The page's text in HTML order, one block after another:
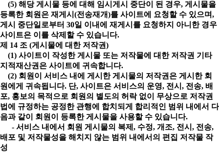
(5) 해당 게시물 등에 대해 임시게시 중단이 된 경우, 게시물을
등록한 회원은 재게시(전송재개)를 사이트에 요청할 수 있으며,
게시 중단일로부터 30일 이내에 재게시를 요청하지 아니한 경우
사이트은 이를 삭제할 수 있습니다.
제 14 조 (게시물에 대한 저작권)
(1) 사이트이 작성한 게시물 또는 저작물에 대한 저작권 기타
지적재산권은 사이트에 귀속합니다.
(2) 회원이 서비스 내에 게시한 게시물의 저작권은 게시한 회
원에게 귀속됩니다. 단, 사이트은 서비스의 운영, 전시, 전송, 배
포, 홍보의 목적으로 회원의 별도의 허락 없이 무상으로 저작권
법에 규정하는 공정한 관행에 합치되게 합리적인 범위 내에서 다
음과 같이 회원이 등록한 게시물을 사용할 수 있습니다.
- 서비스 내에서 회원 게시물의 복제, 수정, 개조, 전시, 전송,
배포 및 저작물성을 해치지 않는 범위 내에서의 편집 저작물 작
성